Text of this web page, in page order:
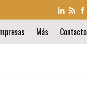
Más
Contacto